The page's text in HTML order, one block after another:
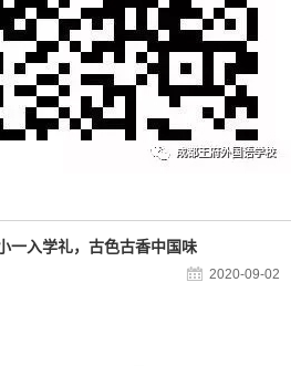
一入学礼，古色古香中国味
2020-09-02